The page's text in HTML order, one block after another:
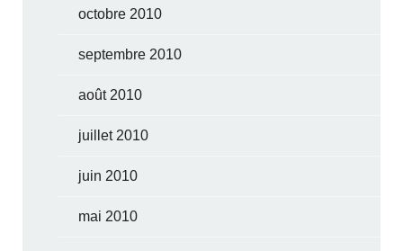
octobre 2010
septembre 2010
août 2010
juillet 2010
juin 2010
mai 2010